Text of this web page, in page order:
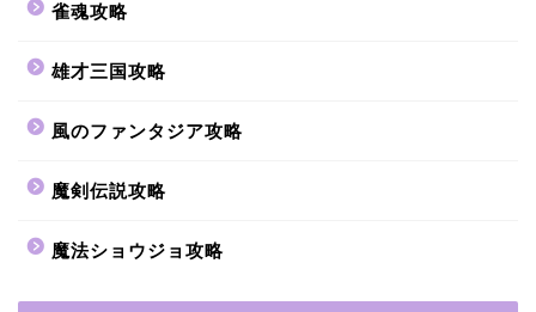
雀魂攻略
雄才三国攻略
風のファンタジア攻略
魔剣伝説攻略
魔法ショウジョ攻略